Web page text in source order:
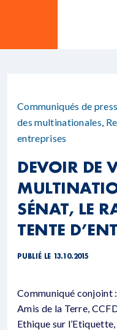
Communiqués de
des multinationales,
entreprises
DEVOIR DE
SÉNAT, LE
TENTE
PUBLIÉ LE 13.10.2015
Communiqué conjoint
Amis de la Terre,
Ethique sur